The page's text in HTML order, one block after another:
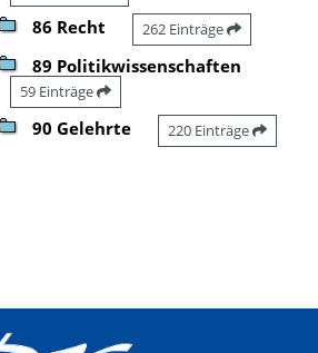
86 Recht 262 Einträge
89 Politikwissenschaften
59 Einträge
90 Gelehrte 220 Einträge